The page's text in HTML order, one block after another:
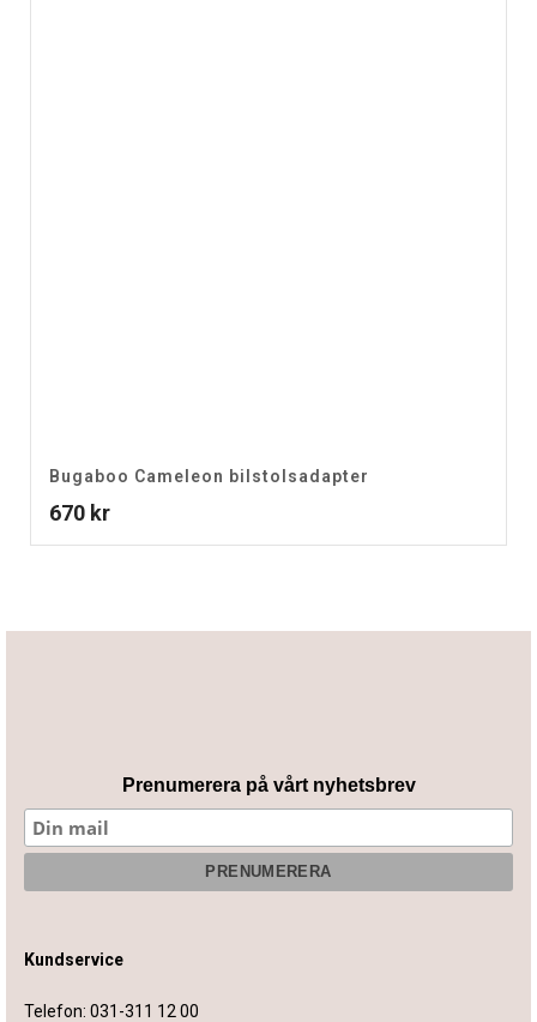
Bugaboo Cameleon bilstolsadapter
670 kr
Prenumerera på vårt nyhetsbrev
Kundservice
Telefon: 031-311 12 00